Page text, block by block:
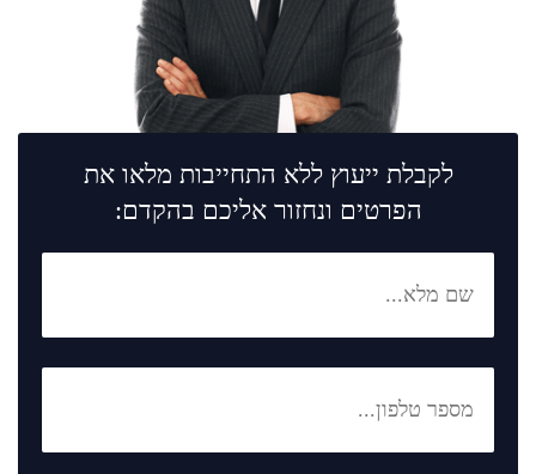
לקבלת ייעוץ ללא התחייבות מלאו את
הפרטים ונחזור אליכם בהקדם: